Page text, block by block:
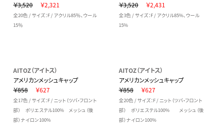
￥3,520
￥2,321
全20色 / サイズ：F / アクリル85％、ウール
15％
￥3,520
￥2,431
全3色 / サイズ：F / アクリル85%、ウール
15%
AITOZ（アイトス）
アメリカンメッシュキャップ
￥858
￥627
全17色 / サイズ：F / ニット（ツバ・フロント
部） ポリエステル100% メッシュ（後
部）ナイロン100%
AITOZ（アイトス）
アメリカンメッシュキャップ
￥858
￥627
全20色 / サイズ：F / ニット（ツバ・フロント
部） ポリエステル100% メッシュ（後
部）ナイロン100%